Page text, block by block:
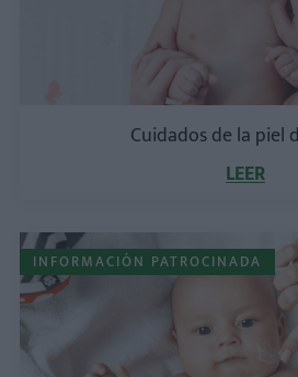
Cuidados de la piel
LEER
INFORMACIÓN PATROCINADA